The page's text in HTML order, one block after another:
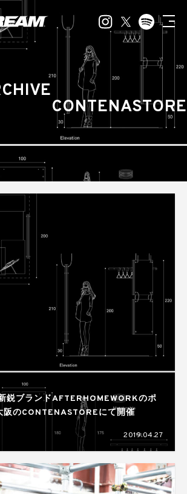
CONTENASTORE
鋭ブランドAFTERHOMEWORKのポ
阪のCONTENASTOREにて開催
2019.04.27